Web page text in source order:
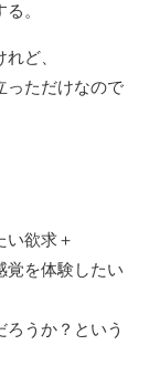
。
ど、
っただけなので
い欲求＋
覚を体験したい
うか？という